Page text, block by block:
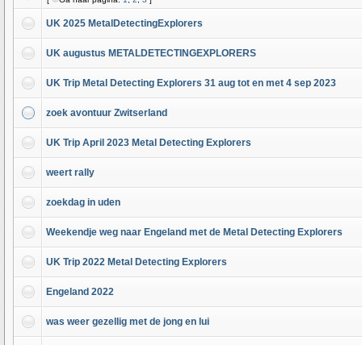
UK 2025 MetalDetectingExplorers
UK augustus METALDETECTINGEXPLORERS
UK Trip Metal Detecting Explorers 31 aug tot en met 4 sep 2023
zoek avontuur Zwitserland
UK Trip April 2023 Metal Detecting Explorers
weert rally
zoekdag in uden
Weekendje weg naar Engeland met de Metal Detecting Explorers
UK Trip 2022 Metal Detecting Explorers
Engeland 2022
was weer gezellig met de jong en lui